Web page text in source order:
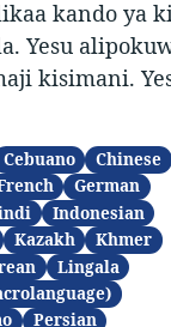
kando
Yesu
kisimani.
Cebuano
Chinese
German
Indonesian
Kazakh
Khmer
Lingala
Persian